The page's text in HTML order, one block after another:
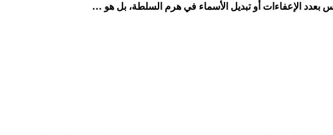
بعدد الإعفاءات أو تبديل الأسماء في هرم السلطة، بل هو …